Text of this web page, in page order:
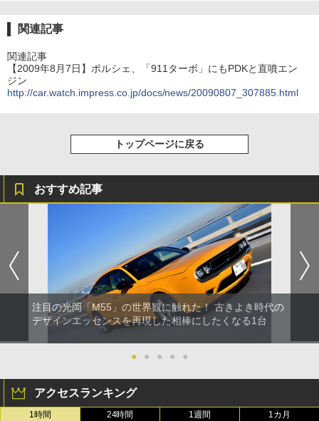
関連記事
関連記事
【2009年8月7日】ポルシェ、「911ターボ」にもPDKと直噴エン
ジン
http://car.watch.impress.co.jp/docs/news/20090807_307885.html
トップページに戻る
おすすめ記事
注目の光岡「M55」の世界観に触れた！ 古きよき時代の
デザインエッセンスを再現した相棒にしたくなる1台
● ● ● ● ●
アクセスランキング
1時間 24時間 1週間 1カ月